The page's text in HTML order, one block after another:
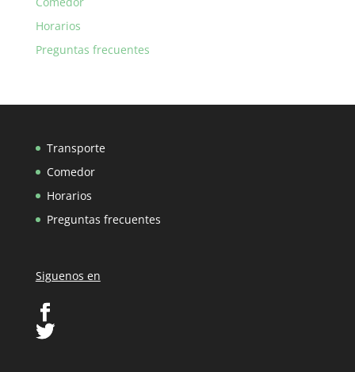
Horarios
Preguntas frecuentes
Transporte
Comedor
Horarios
Preguntas frecuentes
Siguenos en